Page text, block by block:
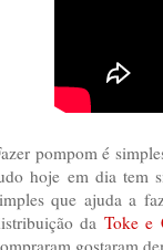
pompom é
hoje em dia tem
que ajuda a
da Toke e